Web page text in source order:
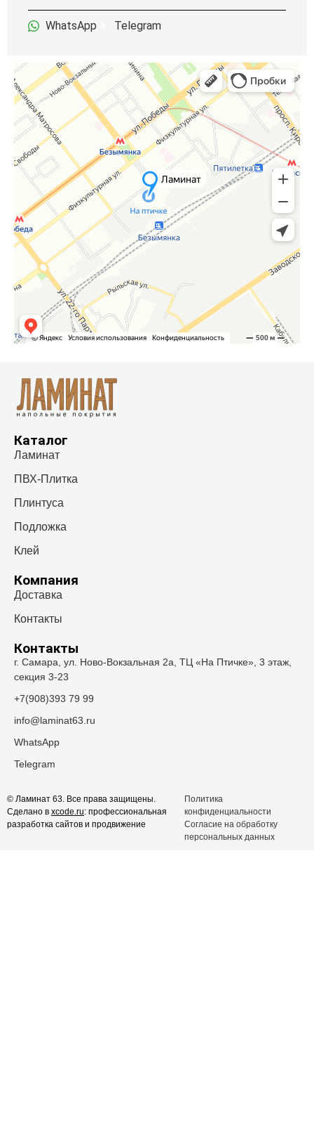
WhatsApp Telegram
Каталог
Ламинат
ПВХ-Плитка
Плинтуса
Подложка
Клей
Компания
Доставка
Контакты
Контакты
г. Самара, ул. Ново-Вокзальная 2а, ТЦ «На Птичке», 3 этаж,
секция 3-23
+7(908)393 79 99
info@laminat63.ru
WhatsApp
Telegram
© Ламинат 63. Все права защищены.
Сделано в xcode.ru: профессиональная
разработка сайтов и продвижение
Политика
конфиденциальности
Согласие на обработку
персональных данных